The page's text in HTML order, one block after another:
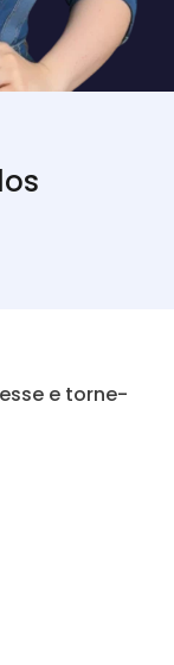
e torne-